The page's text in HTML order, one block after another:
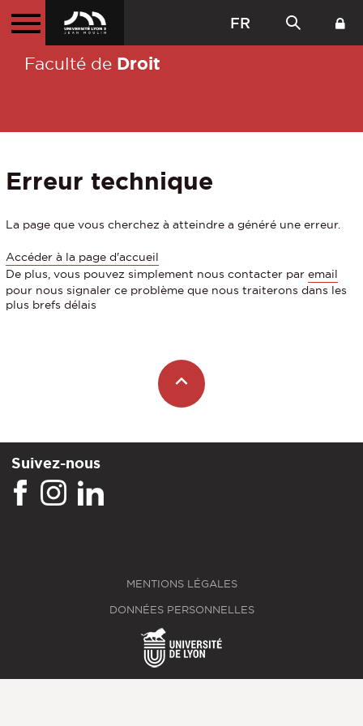
FR
Faculté de Droit
Erreur technique
La page que vous cherchez à atteindre a généré une erreur.
Accéder à la page d'accueil
De plus, vous pouvez simplement nous contacter par email
pour nous signaler ce problème que nous traiterons dans les
plus brefs délais
Suivez-nous
MENTIONS LÉGALES
DONNÉES PERSONNELLES